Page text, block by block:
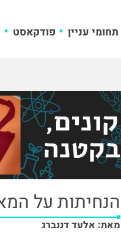
תחומי עניין פודקאסט
הנחיתות על
מאת: אלעד דננברג